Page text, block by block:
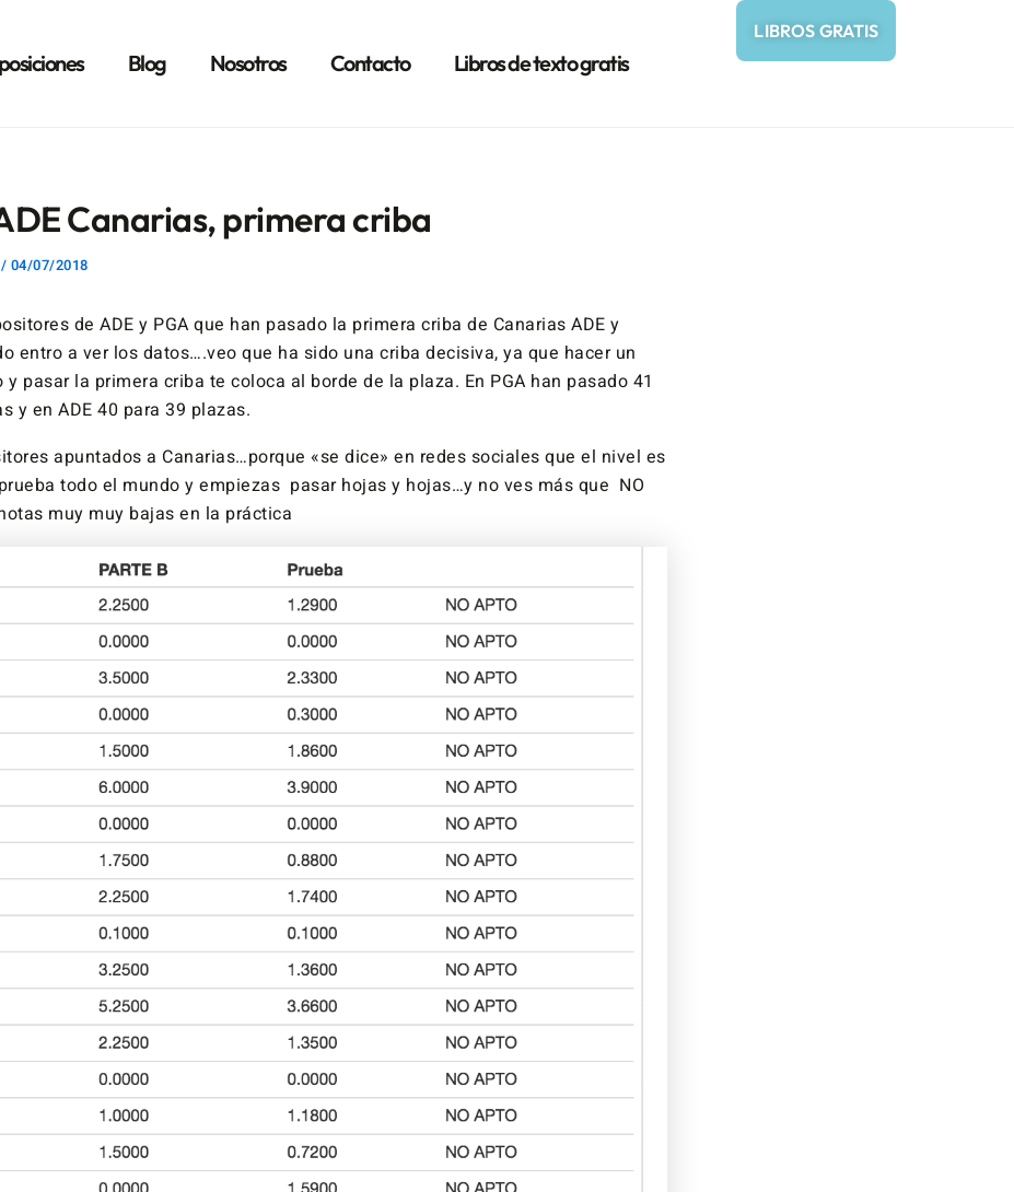
Blog Nosotros Contacto Libros de texto gratis
LIBROS GRATIS
Canarias, primera criba
/ 04/07/2018
de ADE y PGA que han pasado la primera criba de Canarias ADE y
entro a ver los datos….veo que ha sido una criba decisiva, ya que hacer un
y pasar la primera criba te coloca al borde de la plaza. En PGA han pasado 41
y en ADE 40 para 39 plazas.
apuntados a Canarias…porque «se dice» en redes sociales que el nivel es
todo el mundo y empiezas pasar hojas y hojas…y no ves más que NO
muy muy bajas en la práctica